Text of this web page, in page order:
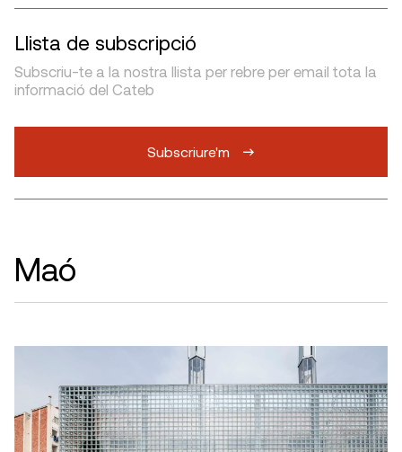
Llista de subscripció
Subscriu-te a la nostra llista per rebre per email tota la
informació del Cateb
Subscriure'm
Maó